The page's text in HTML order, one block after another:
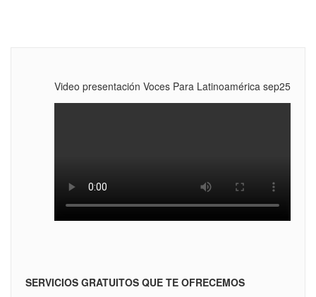
Video presentación Voces Para Latinoamérica sep25
SERVICIOS GRATUITOS QUE TE OFRECEMOS